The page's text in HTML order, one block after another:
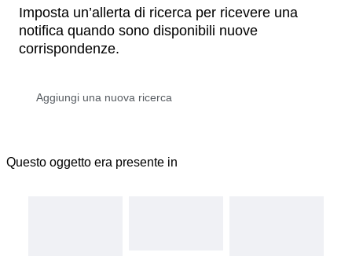
Imposta un’allerta di ricerca per ricevere una
notifica quando sono disponibili nuove
corrispondenze.
Questo oggetto era presente in